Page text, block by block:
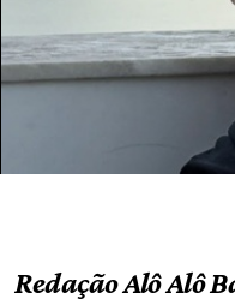
Redação Alô Alô